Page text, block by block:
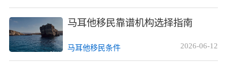
马耳他移民靠谱机构选择指南
2026-06-12
马耳他移民条件